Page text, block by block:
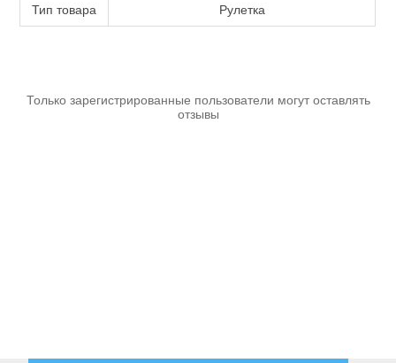
Тип товара Рулетка
Только зарегистрированные пользователи могут оставлять
отзывы